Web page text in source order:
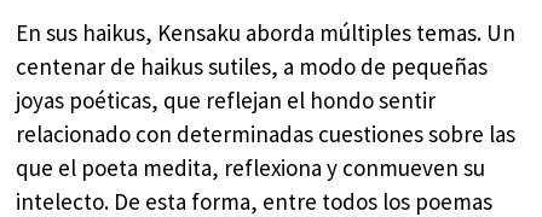
En sus haikus, Kensaku aborda múltiples temas. Un
centenar de haikus sutiles, a modo de pequeñas
joyas poéticas, que reflejan el hondo sentir
relacionado con determinadas cuestiones sobre las
que el poeta medita, reflexiona y conmueven su
intelecto. De esta forma, entre todos los poemas